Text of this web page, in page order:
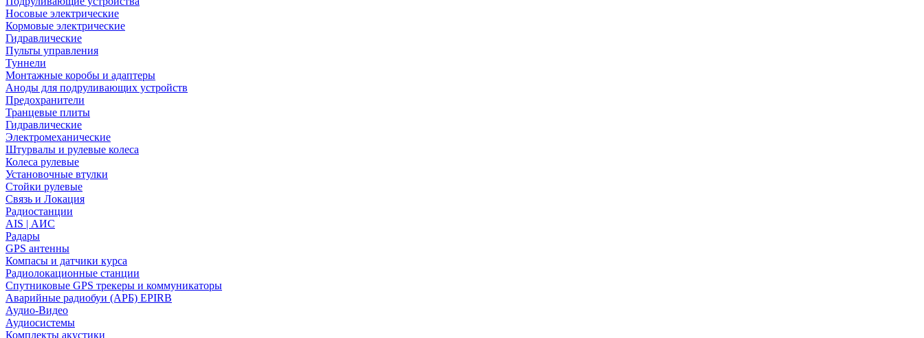
Носовые электрические
Кормовые электрические
Гидравлические
Пульты управления
Туннели
Монтажные коробы и адаптеры
Аноды для подруливающих устройств
Предохранители
Транцевые плиты
Гидравлические
Электромеханические
Штурвалы и рулевые колеса
Колеса рулевые
Установочные втулки
Стойки рулевые
Связь и Локация
Радиостанции
AIS | АИС
Радары
GPS антенны
Компасы и датчики курса
Радиолокационные станции
Спутниковые GPS трекеры и коммуникаторы
Аварийные радиобуи (АРБ) EPIRB
Аудио-Видео
Аудиосистемы
Комплекты акустики